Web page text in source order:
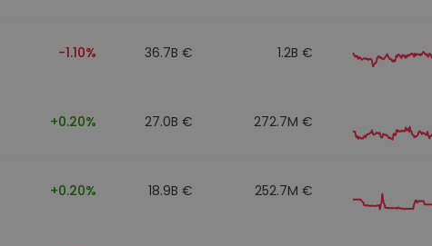
-1.10% 36.7B € 1.2B €
+0.20% 27.0B € 272.7M €
+0.20% 18.9B € 252.7M €